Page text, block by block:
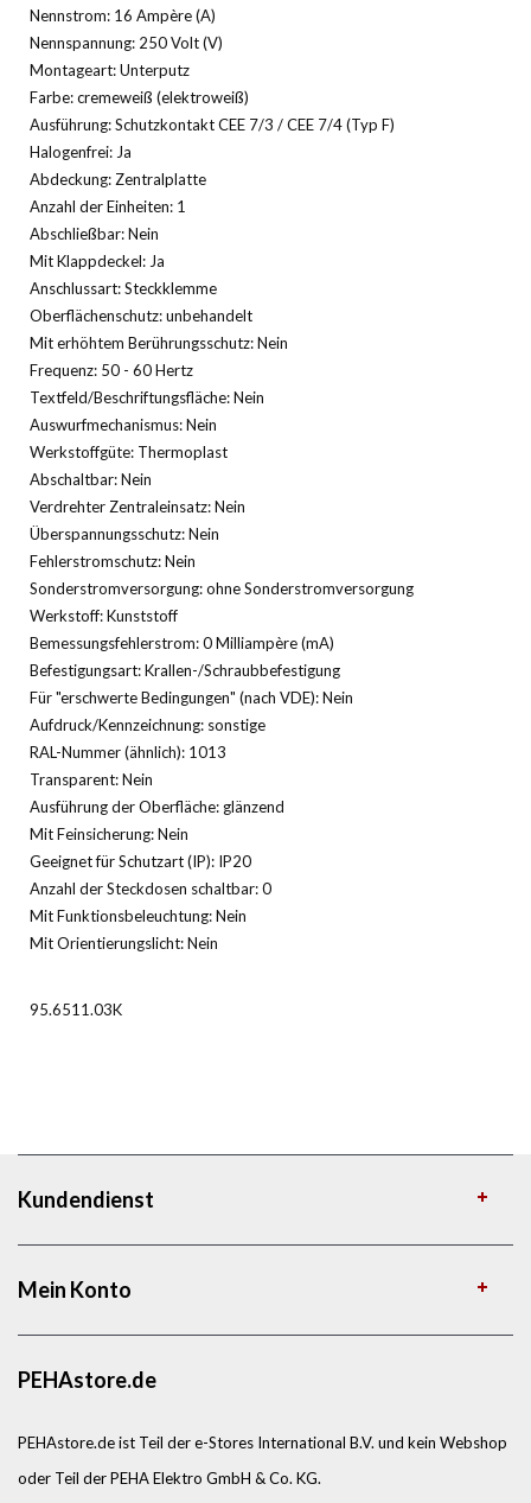
Nennstrom: 16 Ampère (A)
Nennspannung: 250 Volt (V)
Montageart: Unterputz
Farbe: cremeweiß (elektroweiß)
Ausführung: Schutzkontakt CEE 7/3 / CEE 7/4 (Typ F)
Halogenfrei: Ja
Abdeckung: Zentralplatte
Anzahl der Einheiten: 1
Abschließbar: Nein
Mit Klappdeckel: Ja
Anschlussart: Steckklemme
Oberflächenschutz: unbehandelt
Mit erhöhtem Berührungsschutz: Nein
Frequenz: 50 - 60 Hertz
Textfeld/Beschriftungsfläche: Nein
Auswurfmechanismus: Nein
Werkstoffgüte: Thermoplast
Abschaltbar: Nein
Verdrehter Zentraleinsatz: Nein
Überspannungsschutz: Nein
Fehlerstromschutz: Nein
Sonderstromversorgung: ohne Sonderstromversorgung
Werkstoff: Kunststoff
Bemessungsfehlerstrom: 0 Milliampère (mA)
Befestigungsart: Krallen-/Schraubbefestigung
Für "erschwerte Bedingungen" (nach VDE): Nein
Aufdruck/Kennzeichnung: sonstige
RAL-Nummer (ähnlich): 1013
Transparent: Nein
Ausführung der Oberfläche: glänzend
Mit Feinsicherung: Nein
Geeignet für Schutzart (IP): IP20
Anzahl der Steckdosen schaltbar: 0
Mit Funktionsbeleuchtung: Nein
Mit Orientierungslicht: Nein
95.6511.03K
Kundendienst
Mein Konto
PEHAstore.de
PEHAstore.de ist Teil der e-Stores International B.V. und kein Webshop
oder Teil der PEHA Elektro GmbH & Co. KG.